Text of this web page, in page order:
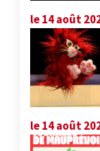
le 14 août
le 14 août